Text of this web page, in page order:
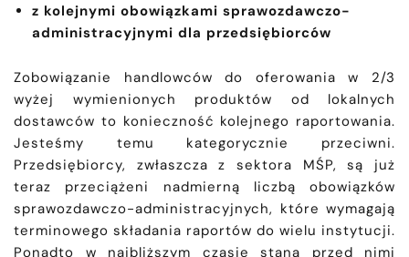
z kolejnymi obowiązkami sprawozdawczo-
administracyjnymi dla przedsiębiorców
Zobowiązanie handlowców do oferowania w 2/3
wyżej wymienionych produktów od lokalnych
dostawców to konieczność kolejnego raportowania.
Jesteśmy temu kategorycznie przeciwni.
Przedsiębiorcy, zwłaszcza z sektora MŚP, są już
teraz przeciążeni nadmierną liczbą obowiązków
sprawozdawczo-administracyjnych, które wymagają
terminowego składania raportów do wielu instytucji.
Ponadto w najbliższym czasie staną przed nimi